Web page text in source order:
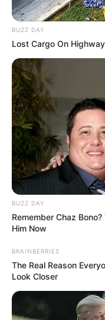
BUZZ DAY
Lost Cargo On
BUZZ DAY
Remember Chaz
Him Now
BRAINBERRIES
The Real Reason
Look Closer